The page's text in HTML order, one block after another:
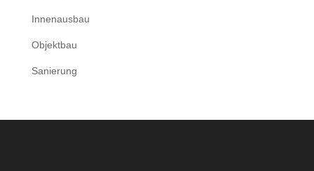
Innenausbau
Objektbau
Sanierung